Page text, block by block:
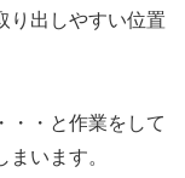
り出しやすい位置
・・と作業をして
います。